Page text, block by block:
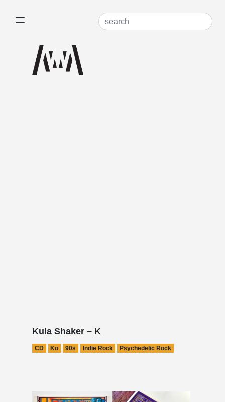
Kula Shaker – K
CD Ko 90s Indie Rock Psychedelic Rock